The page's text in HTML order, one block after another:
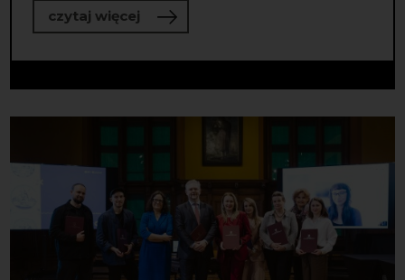
czytaj więcejo Wiemy, w czyje ręce trafiła